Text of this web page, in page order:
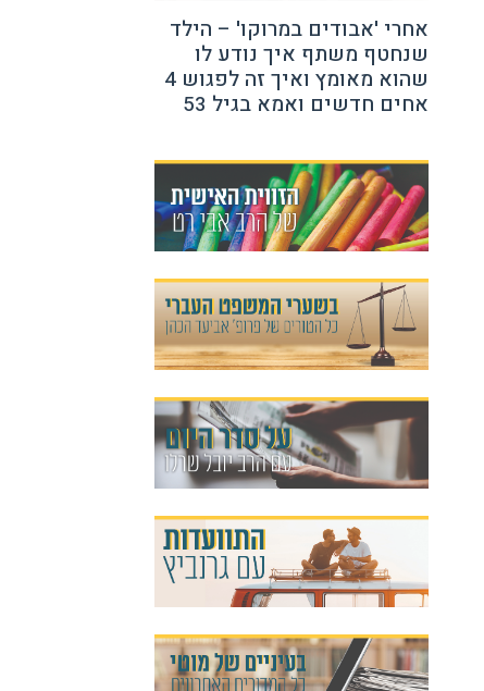
אחרי 'אבודים במרוקו' – הילד
שנחטף משתף איך נודע לו
שהוא מאומץ ואיך זה לפגוש 4
אחים חדשים ואמא בגיל 53